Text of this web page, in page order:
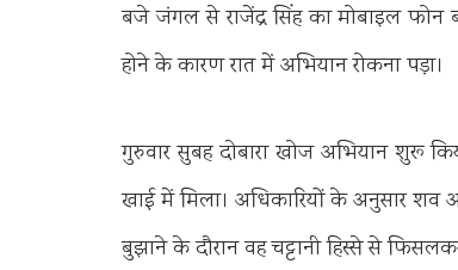
बजे जंगल से राजेंद्र सिंह का मोबाइल फोन
होने के कारण रात में अभियान रोकना पड़ा।
गुरुवार सुबह दोबारा खोज अभियान शुरू
खाई में मिला। अधिकारियों के अनुसार
बुझाने के दौरान वह चट्टानी हिस्से से